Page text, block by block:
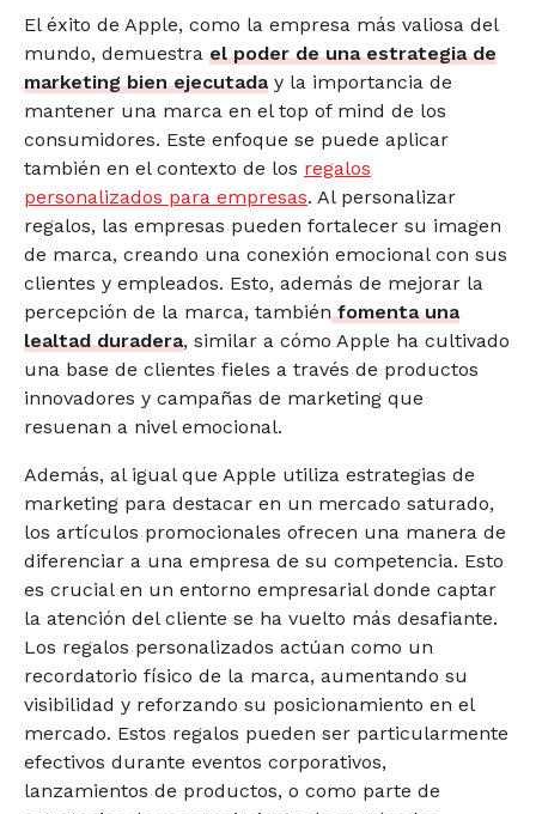
El éxito de Apple, como la empresa más valiosa del
mundo, demuestra el poder de una estrategia de
marketing bien ejecutaday la importancia de
mantener una marca en el top of mind de los
consumidores. Este enfoque se puede aplicar
también en el contexto de los regalos
personalizados para empresas. Al personalizar
regalos, las empresas pueden fortalecer su imagen
de marca, creando una conexión emocional con sus
clientes y empleados. Esto, además de mejorar la
percepción de la marca, tambiénfomenta una
lealtad duradera, similar a cómo Apple ha cultivado
una base de clientes fieles a través de productos
innovadores y campañas de marketing que
resuenan a nivel emocional.
Además, al igual que Apple utiliza estrategias de
marketing para destacar en un mercado saturado,
los artículos promocionales ofrecen una manera de
diferenciar a una empresa de su competencia. Esto
es crucial en un entorno empresarial donde captar
la atención del cliente se ha vuelto más desafiante.
Los regalos personalizados actúan como un
recordatorio físico de la marca, aumentando su
visibilidad y reforzando su posicionamiento en el
mercado. Estos regalos pueden ser particularmente
efectivos durante eventos corporativos,
lanzamientos de productos, o como parte de